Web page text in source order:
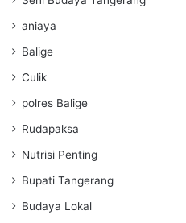
aniaya
Balige
Culik
polres Balige
Rudapaksa
Nutrisi Penting
Bupati Tangerang
Budaya Lokal